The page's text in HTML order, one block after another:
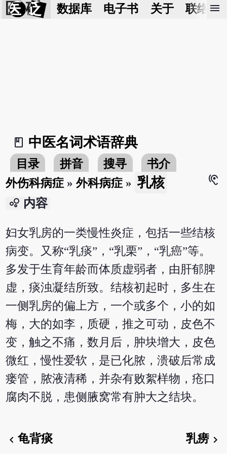
医 砭 数据库 电子书 关于 联络我
menu
book_2
中医名词术语辞典
目录 拼音 搜寻
书介
外伤科病症 »外科病症 » 乳核
hearing
bubble_chart 内容
妇女乳房的一类慢性炎症，包括一些结核
病变。又称“乳痰”，“乳栗”，“乳癌”等。
多发于生育年龄而体质虚弱者，由肝郁脾
虚，痰浊凝结所致。结核初起时，多生在
一侧乳房的偏上方，一个或多个，小的如
梅，大的如李，质硬，推之可动，皮色不
变，触之不痛，数月后，肿块增大，皮色
微红，慢性爱软，是已化脓，溃破后常成
瘘管，脓液清稀，并杂有败絮样物，疮口
腐肉不脱，患侧腋窝常有肿大之结块。
chevron_left龟背痰 乳痨chevron_right